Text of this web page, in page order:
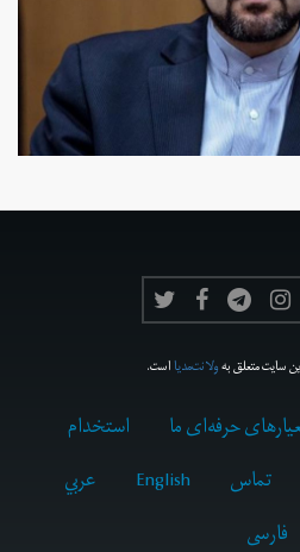
سایت متعلق بهولانت‌مدیااست.
حرفه‌ای ما
استخدام
تماس English
عربي
فارسى